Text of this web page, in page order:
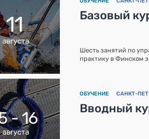
11
августа
Базовый
Шесть занятий по
практику в Финском
- 16
августа
ОБУЧЕНИЕ САНКТ-
Вводный